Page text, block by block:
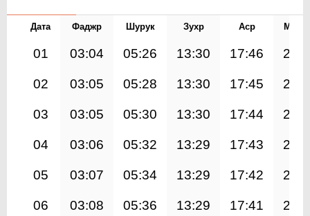
Дата Фаджр Шурук Зухр Аср
01 03:04 05:26 13:30 17:46
02 03:05 05:28 13:30 17:45
03 03:05 05:30 13:30 17:44
04 03:06 05:32 13:29 17:43
05 03:07 05:34 13:29 17:42
06 03:08 05:36 13:29 17:41